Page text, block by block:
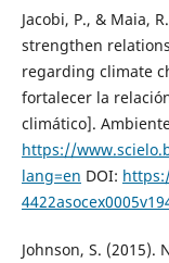
Jacobi, P., & Maia,
strengthen
regarding climate
fortalecer la
climático].
https://
lang=en DOI:
Johnson, S.